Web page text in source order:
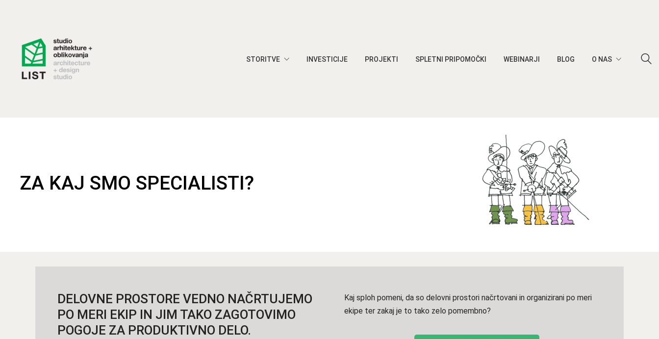
STORITVE INVESTICIJE PROJEKTI SPLETNI PRIPOMOČKI WEBINARJI BLOG O NAS
ZA KAJ SMO SPECIALISTI?
DELOVNE PROSTORE VEDNO NAČRTUJEMO
PO MERI EKIP IN JIM TAKO ZAGOTOVIMO
POGOJE ZA PRODUKTIVNO DELO.
Kaj sploh pomeni, da so delovni prostori načrtovani in organizirani po meri
ekipe ter zakaj je to tako zelo pomembno?